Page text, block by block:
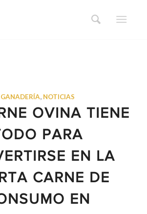
GANADERÍA, NOTICIAS
OVINA TIENE
PARA
EN LA
CARNE DE
EN